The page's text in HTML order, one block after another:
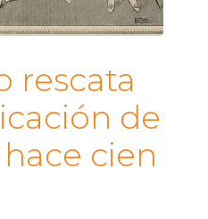
rescata
de
cien